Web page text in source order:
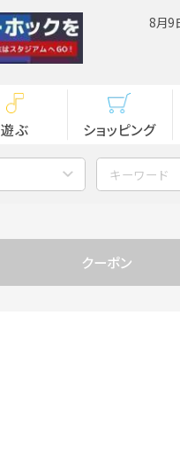
8月9
遊ぶ ショッピング
クーポン